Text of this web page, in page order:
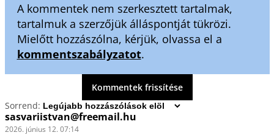
A kommentek nem szerkesztett tartalmak,
tartalmuk a szerzőjük álláspontját tükrözi.
Mielőtt hozzászólna, kérjük, olvassa el a
kommentszabályzatot.
Kommentek frissítése
Sorrend:
sasvariistvan@freemail.hu
2026. június 12. 07:14